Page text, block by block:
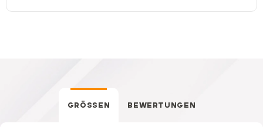
GRÖSSEN BEWERTUNGEN